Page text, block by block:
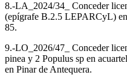
8.-LA_2024/34_ Conceder
(epígrafe B.2.5 LEPARCyL)
85.
9.-LO_2026/47_ Conceder
pinea y 2 Populus sp en
en Pinar de Antequera.